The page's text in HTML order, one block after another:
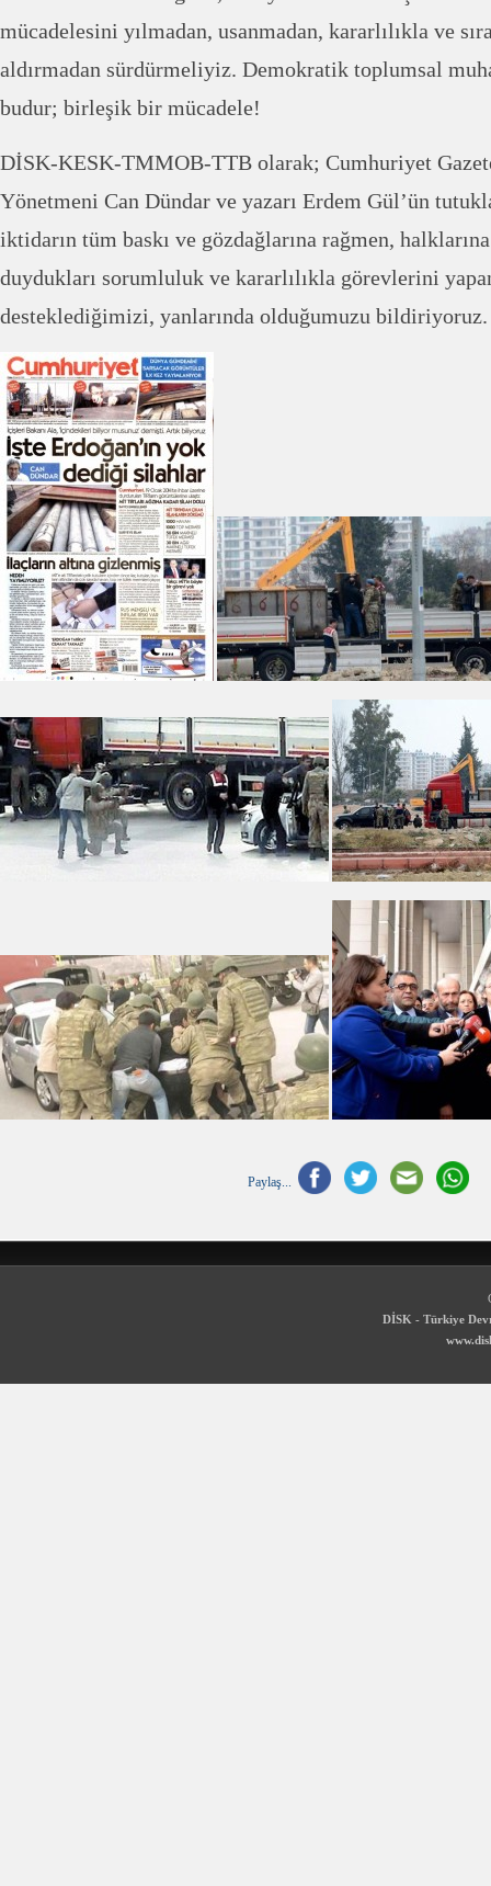
mücadelesini yılmadan, usanmadan, kararlılıkla ve
aldırmadan sürdürmeliyiz. Demokratik toplumsal
budur; birleşik bir mücadele!
DİSK-KESK-TMMOB-TTB olarak; Cumhuriyet
Yönetmeni Can Dündar ve yazarı Erdem Gül’ün
iktidarın tüm baskı ve gözdağlarına rağmen,
duydukları sorumluluk ve kararlılıkla görevlerini
desteklediğimizi, yanlarında olduğumuzu bildiriyoruz.
Paylaş...
DİSK - Türkiye